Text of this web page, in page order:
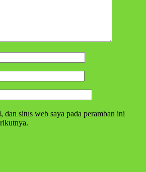
dan situs web saya pada peramban ini